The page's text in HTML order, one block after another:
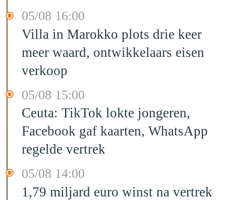
05/08 16:00
Villa in Marokko plots drie keer
meer waard, ontwikkelaars eisen
verkoop
05/08 15:00
Ceuta: TikTok lokte jongeren,
Facebook gaf kaarten, WhatsApp
regelde vertrek
05/08 14:00
1,79 miljard euro winst na vertrek